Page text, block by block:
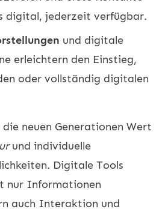
digital, jederzeit verfügbar.
und digitale
erleichtern den Einstieg,
oder vollständig digitalen
neuen Generationen Wert
und individuelle
Digitale Tools
nur Informationen
auch Interaktion und